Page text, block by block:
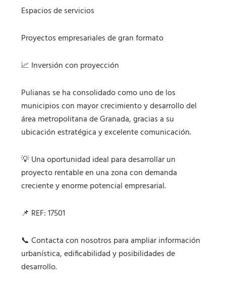
Espacios de servicios
Proyectos empresariales de gran formato
📈 Inversión con proyección
Pulianas se ha consolidado como uno de los
municipios con mayor crecimiento y desarrollo del
área metropolitana de Granada, gracias a su
ubicación estratégica y excelente comunicación.
💡 Una oportunidad ideal para desarrollar un
proyecto rentable en una zona con demanda
creciente y enorme potencial empresarial.
📌 REF: 17501
📞 Contacta con nosotros para ampliar información
urbanística, edificabilidad y posibilidades de
desarrollo.